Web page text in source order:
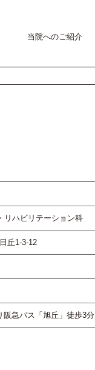
当院へのご紹介
リハビリテーション科
丘1-3-12
阪急バス「旭丘」徒歩3分